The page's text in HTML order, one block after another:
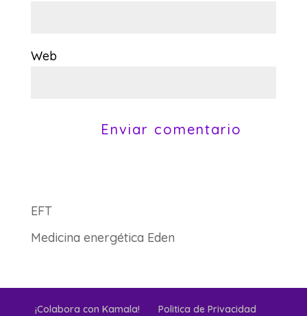
Web
EFT
Medicina energética Eden
¡Colabora con Kamala! Politica de Privacidad